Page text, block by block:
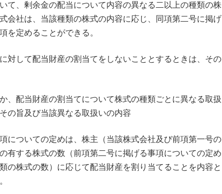
て、剰余金の配当について内容の異なる二以上の種類の株
会社は、当該種類の株式の内容に応じ、同項第二号に掲げ
を定めることができる。
対して配当財産の割当てをしないこととするときは、その
、配当財産の割当てについて株式の種類ごとに異なる取扱
の旨及び当該異なる取扱いの内容
についての定めは、株主（当該株式会社及び前項第一号の
有する株式の数（前項第二号に掲げる事項についての定め
の株式の数）に応じて配当財産を割り当てることを内容と